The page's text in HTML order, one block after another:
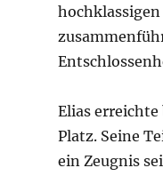
hochklassigen
Elias
Platz. Seine
ein Zeugnis